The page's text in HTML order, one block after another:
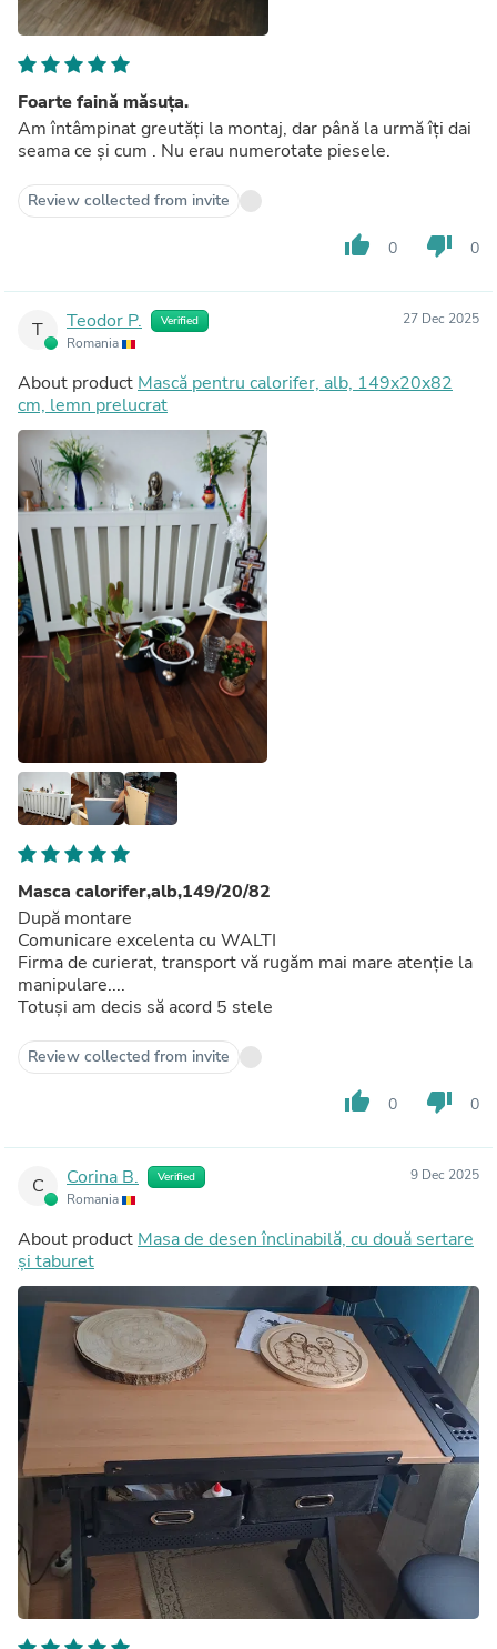
Foarte faină măsuța.
Am întâmpinat greutăți la montaj, dar până la urmă îți dai
seama ce și cum . Nu erau numerotate piesele.
Review collected from invite
thumb_up 0 thumb_down 0
T Teodor P. Verified
Romania
27 Dec 2025
About product Mască pentru calorifer, alb, 149x20x82
cm, lemn prelucrat
Masca calorifer,alb,149/20/82
După montare
Comunicare excelenta cu WALTI
Firma de curierat, transport vă rugăm mai mare atenție la
manipulare....
Totuși am decis să acord 5 stele
Review collected from invite
thumb_up 0 thumb_down 0
C Corina B. Verified
Romania
9 Dec 2025
About product Masa de desen înclinabilă, cu două sertare
și taburet